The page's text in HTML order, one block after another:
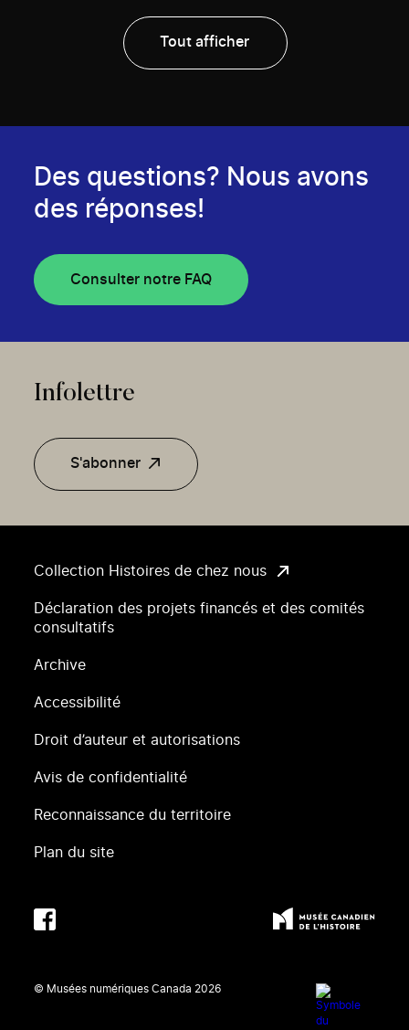
Tout afficher
Collection Histoires de chez nous
Déclaration des projets financés et des comités
consultatifs
Archive
Accessibilité
Droit d’auteur et autorisations
Avis de confidentialité
Reconnaissance du territoire
Plan du site
© Musées numériques Canada 2026
Des questions? Nous avons
des réponses!
Consulter notre FAQ
Infolettre
S'abonner